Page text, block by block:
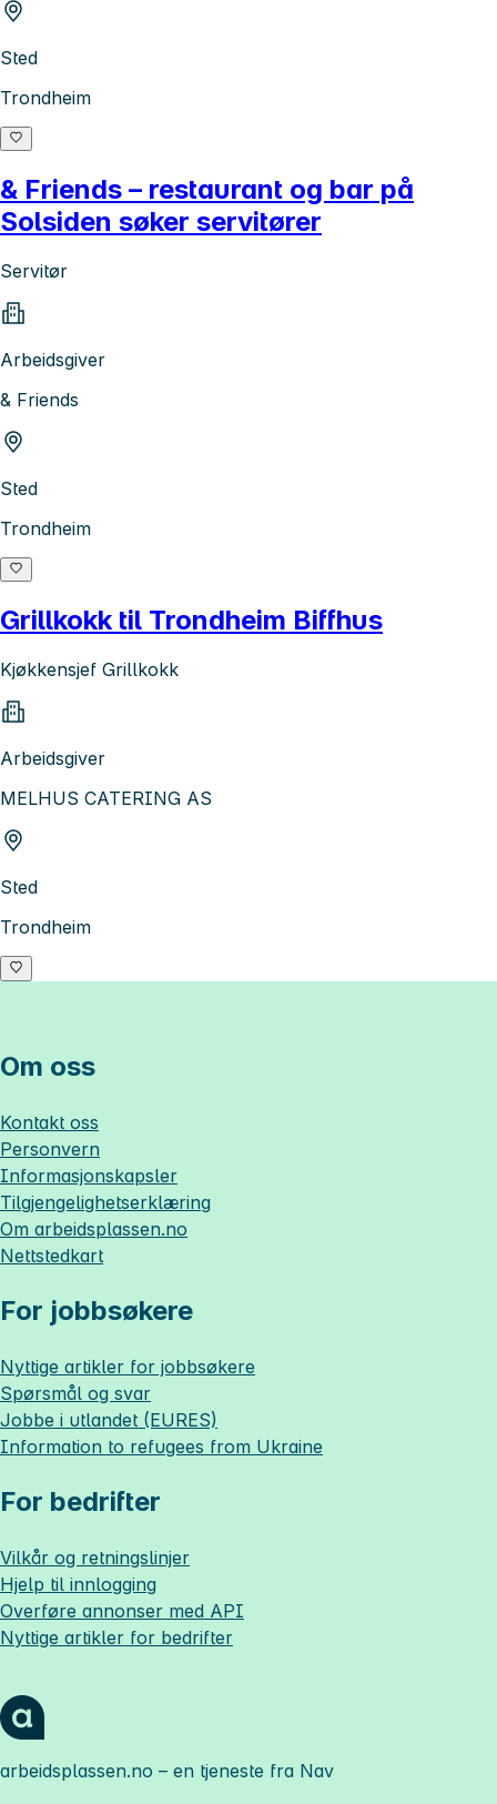
Sted
Trondheim
& Friends – restaurant og bar på
Solsiden søker servitører
Servitør
Arbeidsgiver
& Friends
Sted
Trondheim
Grillkokk til Trondheim Biffhus
Kjøkkensjef Grillkokk
Arbeidsgiver
MELHUS CATERING AS
Sted
Trondheim
Om oss
Kontakt oss
Personvern
Informasjonskapsler
Tilgjengelighetserklæring
Om arbeidsplassen.no
Nettstedkart
For jobbsøkere
Nyttige artikler for jobbsøkere
Spørsmål og svar
Jobbe i utlandet (EURES)
Information to refugees from Ukraine
For bedrifter
Vilkår og retningslinjer
Hjelp til innlogging
Overføre annonser med API
Nyttige artikler for bedrifter
arbeidsplassen.no – en tjeneste fra Nav